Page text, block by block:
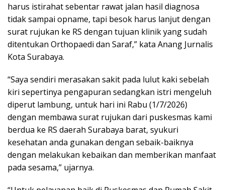
harus istirahat sebentar rawat jalan hasil diagnosa
tidak sampai opname, tapi besok harus lanjut dengan
surat rujukan ke RS dengan tujuan klinik yang sudah
ditentukan Orthopaedi dan Saraf,” kata Anang Jurnalis
Kota Surabaya.
“Saya sendiri merasakan sakit pada lulut kaki sebelah
kiri sepertinya pengapuran sedangkan istri mengeluh
diperut lambung, untuk hari ini Rabu (1/7/2026)
dengan membawa surat rujukan dari puskesmas kami
berdua ke RS daerah Surabaya barat, syukuri
kesehatan anda gunakan dengan sebaik-baiknya
dengan melakukan kebaikan dan memberikan manfaat
pada sesama,” ujarnya.